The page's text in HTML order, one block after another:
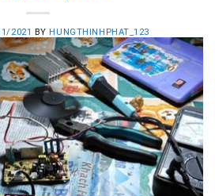
2021 BY HUNGTHINHPHAT_123